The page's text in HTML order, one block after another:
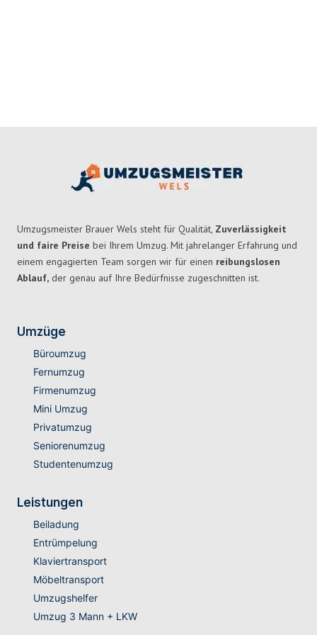
Umzugsmeister Brauer Wels steht für Qualität, Zuverlässigkeit
und faire Preise bei Ihrem Umzug. Mit jahrelanger Erfahrung und
einem engagierten Team sorgen wir für einen reibungslosen
Ablauf, der genau auf Ihre Bedürfnisse zugeschnitten ist.
Umzüge
Büroumzug
Fernumzug
Firmenumzug
Mini Umzug
Privatumzug
Seniorenumzug
Studentenumzug
Leistungen
Beiladung
Entrümpelung
Klaviertransport
Möbeltransport
Umzugshelfer
Umzug 3 Mann + LKW